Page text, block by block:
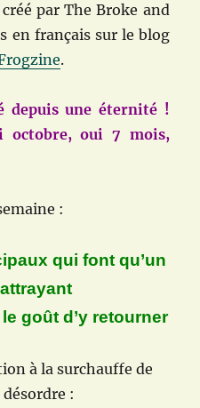
par The Broke and
en français sur le blog
.
depuis une éternité !
octobre, oui 7 mois,
:
qui font qu’un
goût d’y retourner
à la surchauffe de
: